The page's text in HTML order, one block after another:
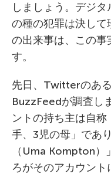
しましょう。デジ
の種の犯罪は決し
の出来事は、この
す。
先日、Twitterのあ
BuzzFeedが調査し
ントの持ち主は自
手、3児の母」であ
（Uma Kompton）
ろがそのアカウン